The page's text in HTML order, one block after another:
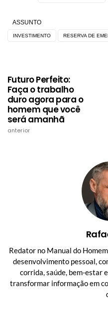
ASSUNTO
INVESTIMENTO RESERVA DE
Futuro Perfeito:
Faça o trabalho
duro agora para o
homem que você
será amanhã
anterior
Redator no Manual do
desenvolvimento pessoal,
corrida, saúde, bem-estar
transformar informação em